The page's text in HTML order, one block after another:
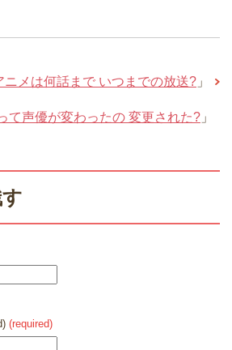
ニメは何話まで いつまでの放送? 」
て声優が変わったの 変更された? 」
(required)